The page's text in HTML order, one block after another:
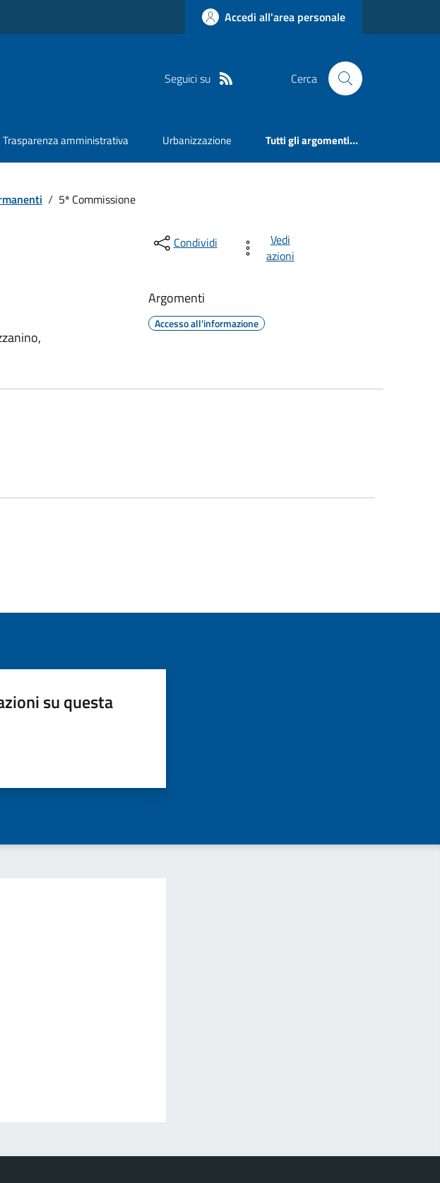
Accedi all'area personale
Seguici su Cerca
Trasparenza amministrativa Urbanizzazione Tutti gli argomenti...
/ 5ª Commissione
Condividi
Vedi
azioni
Argomenti
Accesso all'informazione
su questa